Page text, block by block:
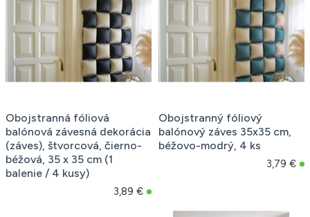
Obojstranná fóliová
balónová závesná dekorácia
(záves), štvorcová, čierno-
béžová, 35 x 35 cm (1
balenie / 4 kusy)
3,89 €
Obojstranný fóliový
balónový záves 35x35 cm,
béžovo-modrý, 4 ks
3,79 €